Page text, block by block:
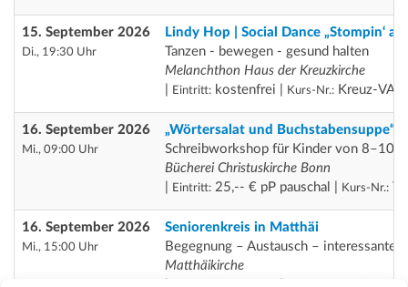
15. September 2026
Di., 19:30 Uhr
Lindy Hop | Social Dance „Stompin‘ at
Tanzen - bewegen - gesund halten
Melanchthon Haus der Kreuzkirche
Eintritt: kostenfrei | Kurs-Nr.: Kreuz-VA
16. September 2026
Mi., 09:00 Uhr
„Wörtersalat und Buchstabensuppe“
Schreibworkshop für Kinder von 8–10
Bücherei Christuskirche Bonn
Eintritt: 25,-- € pP pauschal | Kurs-Nr.:
16. September 2026
Mi., 15:00 Uhr
Seniorenkreis in Matthäi
Begegnung – Austausch – interessante
Matthäikirche